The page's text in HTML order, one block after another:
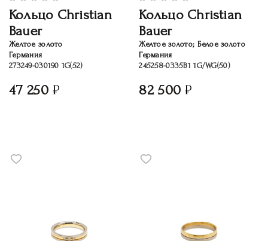
Кольцо Christian
Bauer
Желтое золото
Германия
273249-030190 1G(52)
47 250
Кольцо Christian
Bauer
Желтое золото; Белое золото
Германия
245258-0335B1 1G/WG(50)
82 500